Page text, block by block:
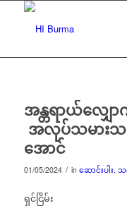
အန္တရာယ်လျှေ
အလုပ်သမားသမ
အောင်
01/05/2024 / in ဆောင်းပါး, သ
ရှင်ငြိမ်း